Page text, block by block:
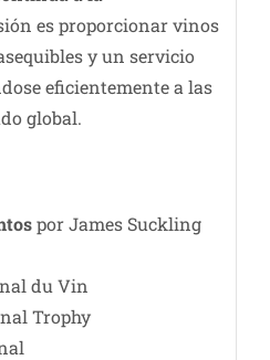
es proporcionar vinos
y un servicio
eficientemente a las
global.
por James Suckling
du Vin
Trophy